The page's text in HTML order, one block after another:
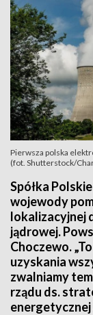
Pierwsza polska
(fot. Shutterstock/
Spółka
wojewody
lokalizacyjnej
jądrowej.
Choczewo.
uzyskania
zwalniamy
rządu ds.